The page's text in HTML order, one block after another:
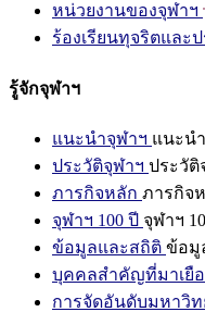
หน่วยงานของจุฬาฯ
ร้องเรียนทุจริตและ
รู้จักจุฬาฯ
แนะนำจุฬาฯ แนะน
ประวัติจุฬาฯ ประวัติ
ภารกิจหลัก ภารกิจ
จุฬาฯ 100 ปี จุฬาฯ
ข้อมูลและสถิติ ข้อมู
บุคคลสำคัญที่มาเยื
การจัดอันดับมหาวิท